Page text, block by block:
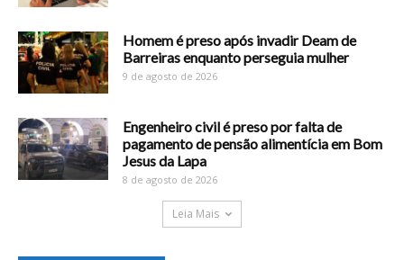
Homem é preso após invadir Deam de
Barreiras enquanto perseguia mulher
9 de agosto de 2026
Engenheiro civil é preso por falta de
pagamento de pensão alimentícia em Bom
Jesus da Lapa
8 de agosto de 2026
Leia Mais